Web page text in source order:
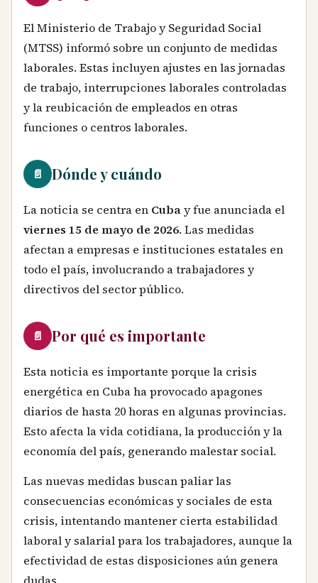
El Ministerio de Trabajo y Seguridad Social
(MTSS) informó sobre un conjunto de medidas
laborales. Estas incluyen ajustes en las jornadas
de trabajo, interrupciones laborales controladas
y la reubicación de empleados en otras
funciones o centros laborales.
📄 Dónde y cuándo
La noticia se centra en Cubay fue anunciada el
viernes 15 de mayo de 2026. Las medidas
afectan a empresas e instituciones estatales en
todo el país, involucrando a trabajadores y
directivos del sector público.
📄 Por qué es importante
Esta noticia es importante porque la crisis
energética en Cuba ha provocado apagones
diarios de hasta 20 horas en algunas provincias.
Esto afecta la vida cotidiana, la producción y la
economía del país, generando malestar social.
Las nuevas medidas buscan paliar las
consecuencias económicas y sociales de esta
crisis, intentando mantener cierta estabilidad
laboral y salarial para los trabajadores, aunque la
efectividad de estas disposiciones aún genera